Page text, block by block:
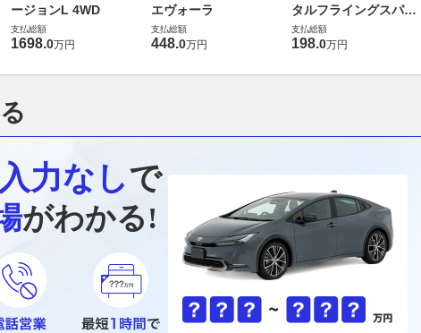
ージョンL 4WD
支払総額
1698.0万円
エヴォーラ
支払総額
448.0万円
タルフライングスパー
6.0 4WD
支払総額
198.0万円
入力なしで
がわかる!